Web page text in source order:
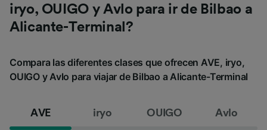
iryo, OUIGO y Avlo para ir de Bilbao a
Alicante-Terminal?
Compara las diferentes clases que ofrecen AVE, iryo,
OUIGO y Avlo para viajar de Bilbao a Alicante-Terminal
AVE iryo OUIGO Avlo